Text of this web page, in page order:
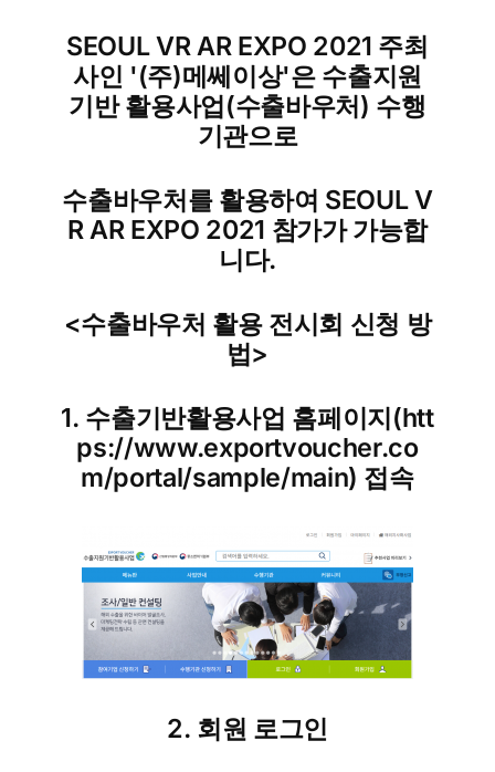
SEOUL VR AR EXPO 2021 주최
사인 '(주)메쎄이상'은 수출지원
기반 활용사업(수출바우처) 수행
기관으로
수출바우처를 활용하여 SEOUL V
R AR EXPO 2021 참가가 가능합
니다.
<수출바우처 활용 전시회 신청 방
법>
1. 수출기반활용사업 홈페이지(htt
ps://www.exportvoucher.co
m/portal/sample/main) 접속
2. 회원 로그인